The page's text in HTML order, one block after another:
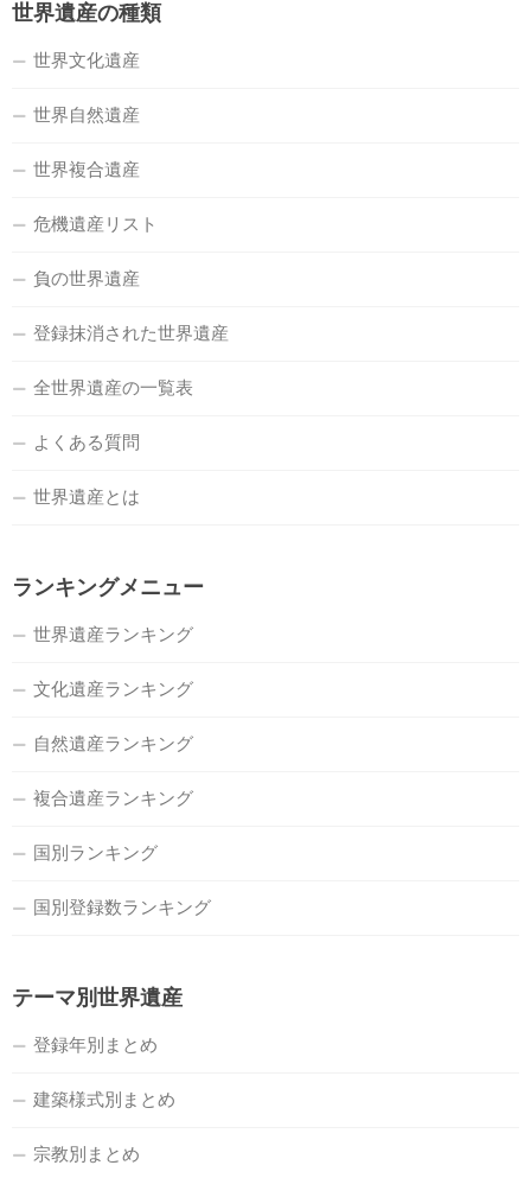
世界遺産の種類
世界文化遺産
世界自然遺産
世界複合遺産
危機遺産リスト
負の世界遺産
登録抹消された世界遺産
全世界遺産の一覧表
よくある質問
世界遺産とは
ランキングメニュー
世界遺産ランキング
文化遺産ランキング
自然遺産ランキング
複合遺産ランキング
国別ランキング
国別登録数ランキング
テーマ別世界遺産
登録年別まとめ
建築様式別まとめ
宗教別まとめ